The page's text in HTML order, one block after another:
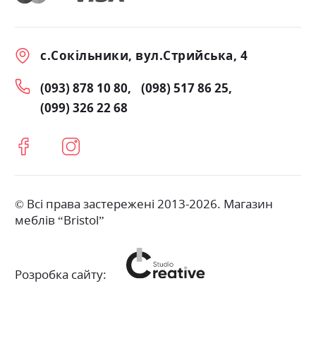
с.Сокільники, вул.Стрийська, 4
(093) 878 10 80
(098) 517 86 25
(099) 326 22 68
© Всі права застережені 2013-2026. Магазин
меблів “Bristol”
Розробка сайту: